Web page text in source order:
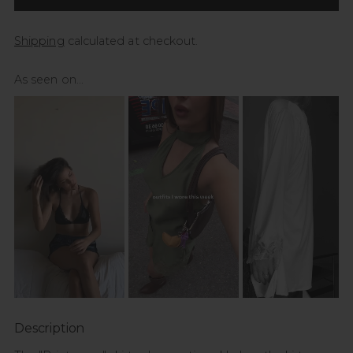
Shipping calculated at checkout.
As seen on...
Description